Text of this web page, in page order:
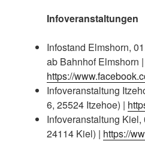
Infoveranstaltungen
Infostand Elmshorn,
ab Bahnhof Elmshorn |
https://
Infoveranstaltung
6, 25524 Itzehoe) |
Infoveranstaltung
24114 Kiel) | https://